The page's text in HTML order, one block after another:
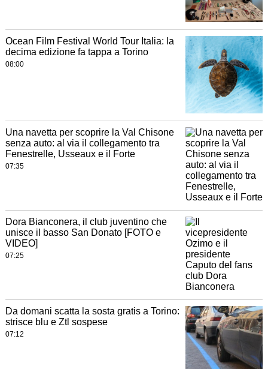
Ocean Film Festival World Tour Italia: la
decima edizione fa tappa a Torino
08:00
Una navetta per scoprire la Val Chisone
senza auto: al via il collegamento tra
Fenestrelle, Usseaux e il Forte
07:35
Dora Bianconera, il club juventino che
unisce il basso San Donato [FOTO e
VIDEO]
07:25
Da domani scatta la sosta gratis a Torino:
strisce blu e Ztl sospese
07:12